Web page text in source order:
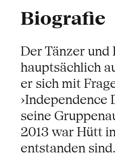
Biografie
Der Tänzer
hauptsächlich
er sich mit
›Independence
seine
2013 war Hütt
entstanden sind.